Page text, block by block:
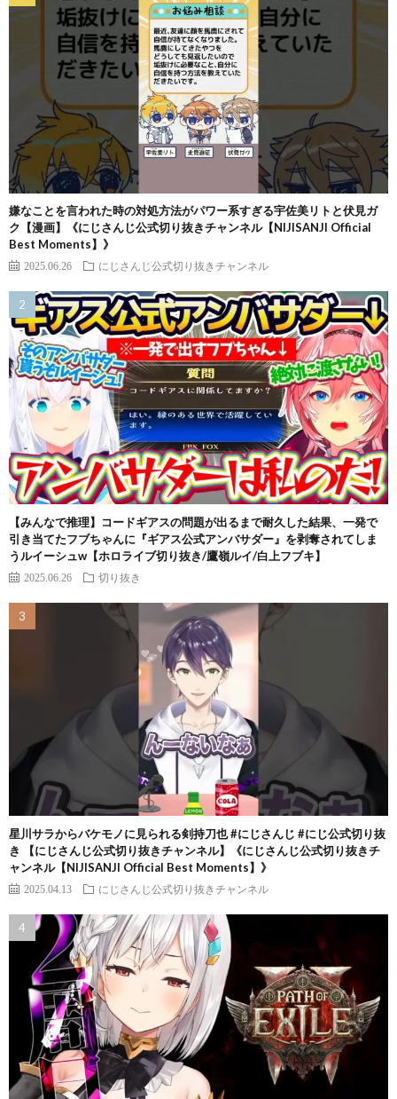
嫌なことを言われた時の対処方法がパワー系すぎる宇佐美リトと伏見ガ
ク【漫画】《にじさんじ公式切り抜きチャンネル【NIJISANJI Official
Best Moments】》
2025.06.26 にじさんじ公式切り抜きチャンネル
【みんなで推理】コードギアスの問題が出るまで耐久した結果、一発で
引き当てたフブちゃんに『ギアス公式アンバサダー』を剥奪されてしま
うルイーシュw【ホロライブ切り抜き/鷹嶺ルイ/白上フブキ】
2025.06.26 切り抜き
星川サラからバケモノに見られる剣持刀也 #にじさんじ #にじ公式切り抜
き 【にじさんじ公式切り抜きチャンネル】《にじさんじ公式切り抜きチ
ャンネル【NIJISANJI Official Best Moments】》
2025.04.13 にじさんじ公式切り抜きチャンネル